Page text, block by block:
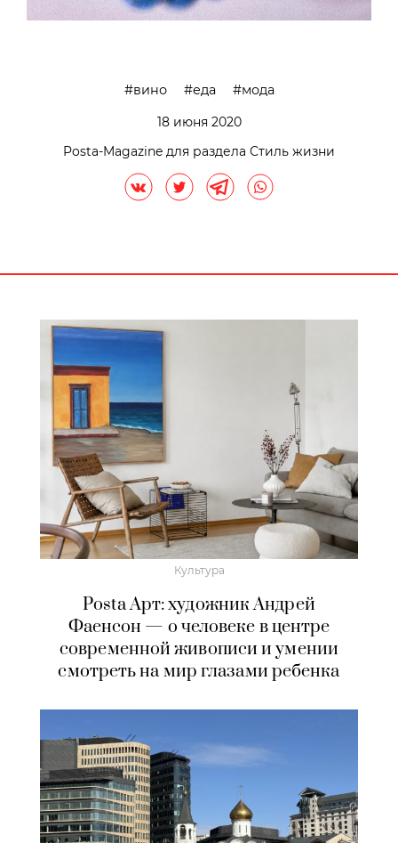
вино еда
мода
18 июня 2020
Posta-Magazine для раздела Стиль жизни
Культура
Posta Арт: художник Андрей
Фаенсон — о человеке в центре
современной живописи и умении
смотреть на мир глазами ребенка